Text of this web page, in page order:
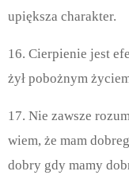
upiększa charakter.
16. Cierpienie jest
żył pobożnym
17. Nie zawsze
wiem, że mam
dobry gdy mamy